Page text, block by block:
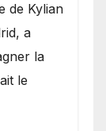
de Kylian
a
la
le